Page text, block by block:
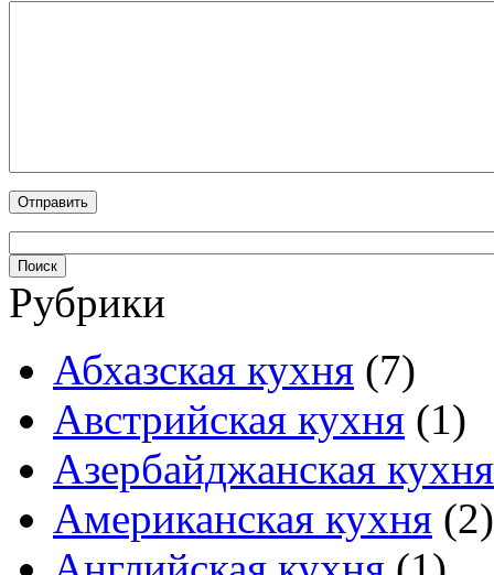
Рубрики
Абхазская кухня (7)
Австрийская кухня (1)
Азербайджанская кухня
Американская кухня (2)